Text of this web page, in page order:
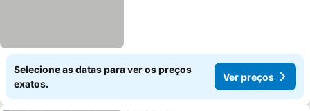
Selecione as datas para ver os preços
exatos.
Ver preços